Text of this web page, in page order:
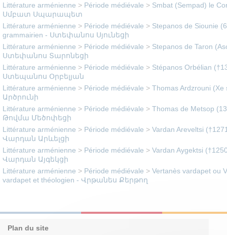
Littérature arménienne > Période médiévale > Smbat (Sempad) le
Սմբատ Սպարապետ
Littérature arménienne > Période médiévale > Stepanos de Siounie
grammairien - Ստեփանոս Սյունեցի
Littérature arménienne > Période médiévale > Stepanos de Taron
Ստեփանոս Տարոնեցի
Littérature arménienne > Période médiévale > Stépanos Orbélian
Ստեպանոս Օրբելյան
Littérature arménienne > Période médiévale > Thomas Ardzrouni
Արծրունի
Littérature arménienne > Période médiévale > Thomas de Metsop
Թովմա Մեծոփեցի
Littérature arménienne > Période médiévale > Vardan Areveltsi
Վարդան Արևելցի
Littérature arménienne > Période médiévale > Vardan Aygektsi
Վարդան Այգեկցի
Littérature arménienne > Période médiévale > Vertanès vardapet ou
vardapet et théologien - Վրթանես Քերթող
Plan du site